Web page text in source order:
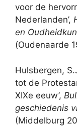
voor de
Nederlanden’,
en
(Oudenaarde
Hulsbergen,
tot de
XIXe eeuw’,
geschiedenis
(Middelburg